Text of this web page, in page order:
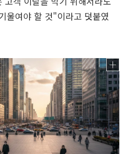
울여야 할 것"이라고 덧붙였